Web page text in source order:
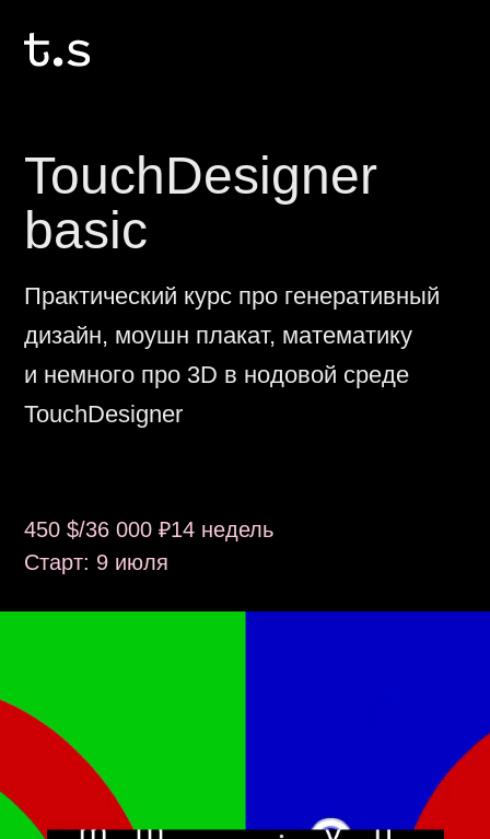
basic
Практический курс про генеративный
дизайн, моушн плакат, математику
TouchDesigner
450 $/36 000 ₽ 14 недель
Старт: 9 июля